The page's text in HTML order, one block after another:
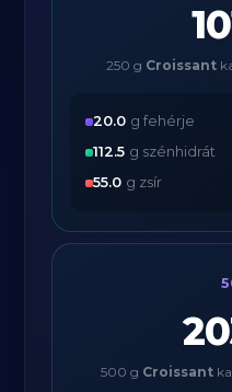
250 g Croissant
20.0 g fehérje
112.5 g szénhidrát
55.0 g zsír
500 g Croissant